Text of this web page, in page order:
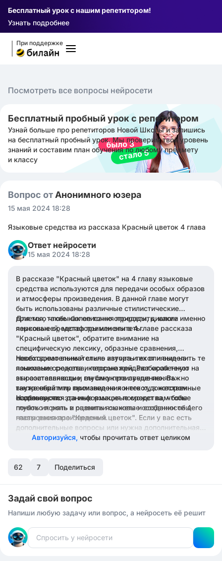
Бесплатный урок с нашим репетитором!
Узнать подробнее
При поддержке
Посмотреть все вопросы нейросети
Бесплатный пробный урок с репетитором
Узнай больше про репетиторов Новой Школы и запишись
на бесплатный пробный урок. Мы проверим твой уровень
знаний и составим план обучения по любому предмету
и классу
Вопрос от Анонимного юзера
15 мая 2024 18:28
Языковые средства из рассказа Красный цветок 4 глава
Ответ нейросети
15 мая 2024 18:28
В рассказе "Красный цветок" на 4 главу языковые
средства используются для передачи особых образов
и атмосферы произведения. В данной главе могут
быть использованы различные стилистические
приемы, такие как описания природы, диалоги
персонажей, метафоры или эпитеты.
Для того чтобы более точно определить, какие именно
языковые средства применены в 4 главе рассказа
"Красный цветок", обратите внимание на
специфическую лексику, образные сравнения,
повествовательный стиль автора и их влияние на
понимание сюжета и персонажей. Разбирая текст на
эти составляющие, вы сможете лучше понять
внутренний мир произведения и его художественные
особенности.
Необходимо внимательно изучить текст и выделить те
языковые средства, которые придают особенную
выразительность и глубину произведению. Важно
также обратить внимание на контекст, в котором
используются данные языковые средства, чтобы
понять их роль в развитии сюжета и создании общего
настроения произведения.
Надеюсь, что эта информация поможет вам более
глубоко понять и оценить языковые особенности 4
главы рассказа "Красный цветок". Если у вас есть
дополнительные вопросы или нужна дополнительная
помощь, обращайтесь без стеснения!
Авторизуйся, чтобы прочитать ответ целиком
62 7 Поделиться
Задай свой вопрос
Напиши любую задачу или вопрос, а нейросеть её решит